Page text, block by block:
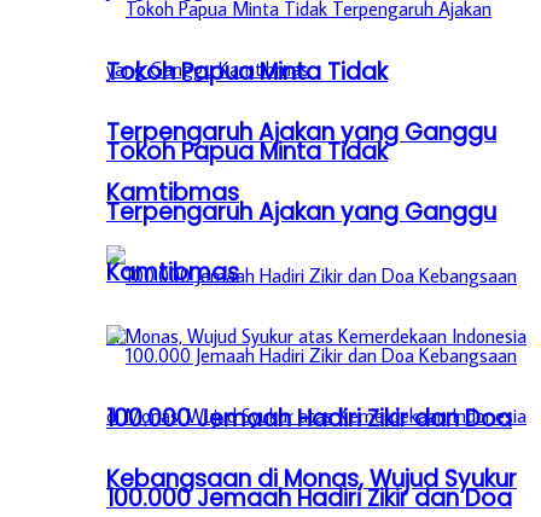
Tokoh Papua Minta Tidak
Terpengaruh Ajakan yang Ganggu
Kamtibmas
100.000 Jemaah Hadiri Zikir dan Doa
Kebangsaan di Monas, Wujud Syukur
Tokoh Papua Minta Tidak
Terpengaruh Ajakan yang Ganggu
Kamtibmas
100.000 Jemaah Hadiri Zikir dan Doa